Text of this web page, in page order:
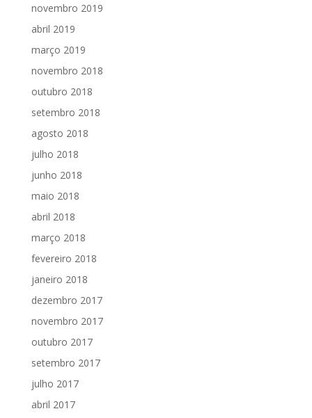
novembro 2019
abril 2019
março 2019
novembro 2018
outubro 2018
setembro 2018
agosto 2018
julho 2018
junho 2018
maio 2018
abril 2018
março 2018
fevereiro 2018
janeiro 2018
dezembro 2017
novembro 2017
outubro 2017
setembro 2017
julho 2017
abril 2017